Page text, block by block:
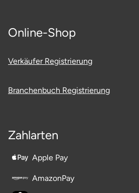
Online-Shop
Verkäufer Registrierung
Branchenbuch Registrierung
Zahlarten
Apple Pay
AmazonPay
Nesselwang